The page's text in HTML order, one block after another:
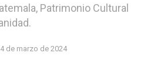
Patrimonio Cultural
de marzo de 2024